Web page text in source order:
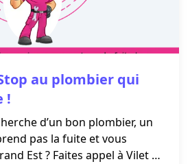
au plombier qui
!
d’un bon plombier, un
pas la fuite et vous
Est ? Faites appel à Vilet et